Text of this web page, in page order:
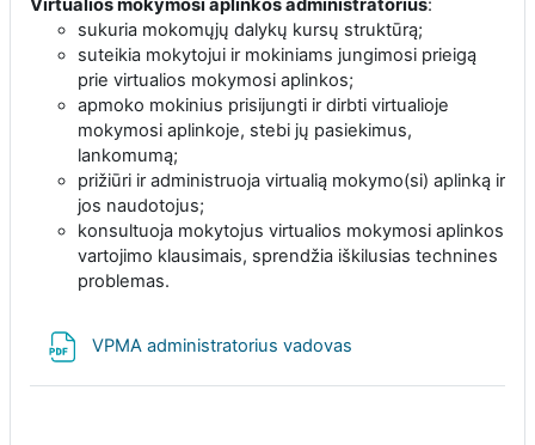
sukuria mokomųjų dalykų kursų struktūrą;
suteikia mokytojui ir mokiniams jungimosi prieigą
prie virtualios mokymosi aplinkos;
apmoko mokinius prisijungti ir dirbti virtualioje
mokymosi aplinkoje, stebi jų pasiekimus,
lankomumą;
prižiūri ir administruoja virtualią mokymo(si) aplinką ir
jos naudotojus;
konsultuoja mokytojus virtualios mokymosi aplinkos
vartojimo klausimais, sprendžia iškilusias technines
problemas.
VPMA administratorius vadovas